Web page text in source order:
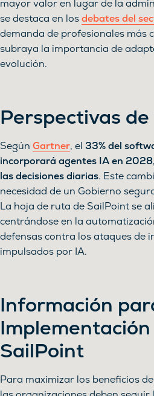
mayor valor en lugar de la
se destaca en losdebates del
demanda de profesionales más
subraya la importancia de
evolución.
Perspectivas
Según Gartner, el 33% del
incorporará agentes IA en
las decisiones diarias. Este
necesidad de un Gobierno
La hoja de ruta de SailPoint se
centrándose en la
defensas contra los ataques de
impulsados por IA.
Información
SailPoint
Para maximizar los beneficios